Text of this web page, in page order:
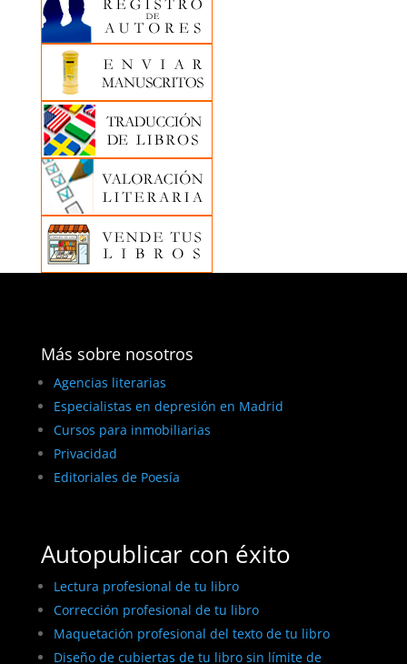
Más sobre nosotros
Agencias literarias
Especialistas en depresión en Madrid
Cursos para inmobiliarias
Privacidad
Editoriales de Poesía
Autopublicar con éxito
Lectura profesional de tu libro
Corrección profesional de tu libro
Maquetación profesional del texto de tu libro
Diseño de cubiertas de tu libro sin límite de